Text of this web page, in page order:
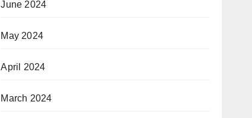
June 2024
May 2024
April 2024
March 2024